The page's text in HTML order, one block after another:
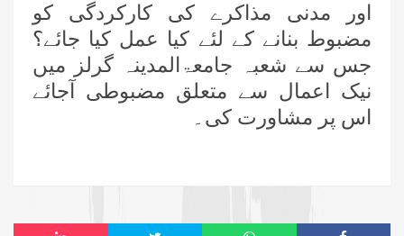
اور مدنی مذاکرے کی کارکردگی کو
مضبوط بنانے کے لئے کیا عمل کیا جائے؟
جس سے شعبہ جامعۃالمدینہ گرلز میں
نیک اعمال سے متعلق مضبوطی آجائے
اس پر مشاورت کی۔
شعبہ کفن دفن انٹرنیشنل افئیرز کے
تحت مارچ 2026ء کی ماہانہ کارکردگی
نیوزی لینڈ کی ذمہ دار اسلامی بہنوں کا